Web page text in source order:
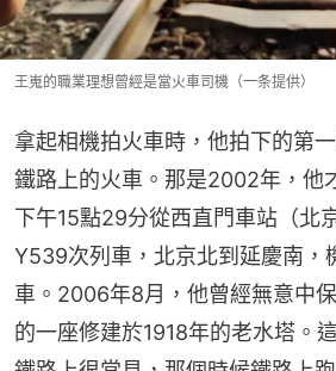
王嵬的職業理想曾經是當火車司機（一条提供）
拿起相機拍火車時，他拍下的第
鐵路上的火車。那是2002年，他
下午15點29分從西直門車站（北
Y539次列車，北京北到延慶南，
車。2006年8月，他曾經無意中
的一座修建於1918年的老水塔。